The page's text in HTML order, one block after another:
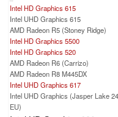
Intel HD Graphics 615
Intel UHD Graphics 615
AMD Radeon R5 (Stoney Ridge)
Intel HD Graphics 5500
Intel HD Graphics 520
AMD Radeon R6 (Carrizo)
AMD Radeon R8 M445DX
Intel UHD Graphics 617
Intel UHD Graphics (Jasper Lake 24
EU)